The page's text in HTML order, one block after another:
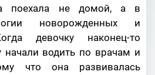
поехала не домой, а в
новорожденных и
девочку наконец-то
начали водить по врачам и
что она развивалась